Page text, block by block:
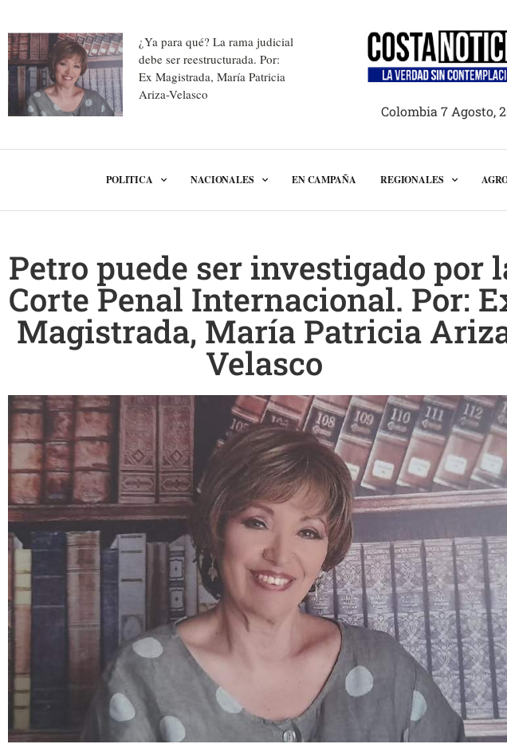
¿Ya para qué? La rama judicial
debe ser reestructurada. Por:
Ex Magistrada, María Patricia
Ariza-Velasco
Colombia 7 Agosto,
POLITICA NACIONALES EN CAMPAÑA REGIONALES
Petro puede ser investigado por
Corte Penal Internacional. Por:
Magistrada, María Patricia
Velasco